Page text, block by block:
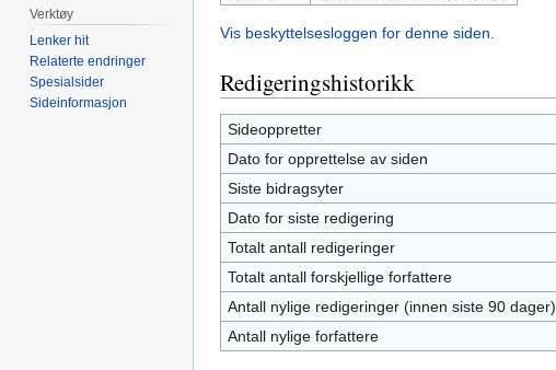
Vis beskyttelsesloggen for denne siden.
Redigeringshistorikk
Sideoppretter
Dato for opprettelse av siden
Siste bidragsyter
Dato for siste redigering
Totalt antall redigeringer
Totalt antall forskjellige forfattere
Antall nylige redigeringer (innen siste 90 dager)
Antall nylige forfattere
Verktøy
Lenker hit
Relaterte endringer
Spesialsider
Sideinformasjon